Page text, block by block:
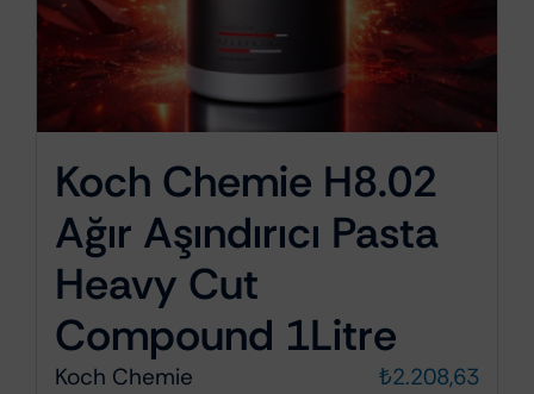
Koch Chemie H8.02
Ağır Aşındırıcı Pasta
Heavy Cut
Compound 1Litre
Koch Chemie ₺2.208,63